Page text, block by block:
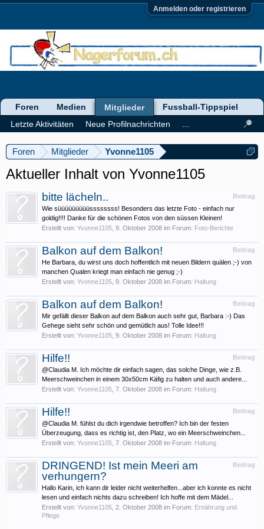
Anmelden oder registrieren
Foren Mitglieder Yvonne1105
Aktueller Inhalt von Yvonne1105
Beitrag
bitte lächeln..
Wie süüüüüüüüüssssssss! Besonders das letzte Foto - einfach nur
goldig!!!! Danke für die schönen Fotos von den süssen Kleinen!
Erstellt von: Yvonne1105 9. Oktober 2008 im Forum: Foto-Berichte
Beitrag
Balkon auf dem Balkon!
He Barbara, du wirst uns doch hoffentlich mit neuen Bildern quälen ;-) von
manchen Qualen kriegt man einfach nie genug ;-)
Erstellt von: Yvonne1105 9. Oktober 2008 im Forum: Haltung
Beitrag
Balkon auf dem Balkon!
Mir gefällt dieser Balkon auf dem Balkon auch sehr gut, Barbara :-) Das
Gehege sieht sehr schön und gemütlich aus! Tolle Idee!!!
Erstellt von: Yvonne1105 9. Oktober 2008 im Forum: Haltung
Beitrag
Hilfe!!
@Claudia M. Ich möchte dir einfach sagen, das solche Dinge, wie z.B.
Meerschweinchen in einem 30x50cm Käfig zu halten und auch andere...
Erstellt von: Yvonne1105 7. Oktober 2008 im Forum: Haltung
Beitrag
Hilfe!!
@Claudia M. fühlst du dich irgendwie betroffen? Ich bin der festen
Überzeugung, dass es richtig ist, den Platz, wo ein Meerschweinchen...
Erstellt von: Yvonne1105 7. Oktober 2008 im Forum: Haltung
Beitrag
DRINGEND! Ist mein Meeri am
verhungern?
Hallo Karin, ich kann dir leider nicht weiterhelfen...aber ich konnte es nicht
lesen und einfach nichts dazu schreiben! Ich hoffe mit dem Mädel...
Erstellt von: Yvonne1105 2. Oktober 2008 im Forum: Ernährung und
Pflege
Foren Medien
Mitglieder
Letzte Aktivitäten
Neue Profilnachrichten
Fussball-Tippspiel